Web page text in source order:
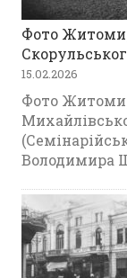
Фото
15.02.2026
Фото
Володимира